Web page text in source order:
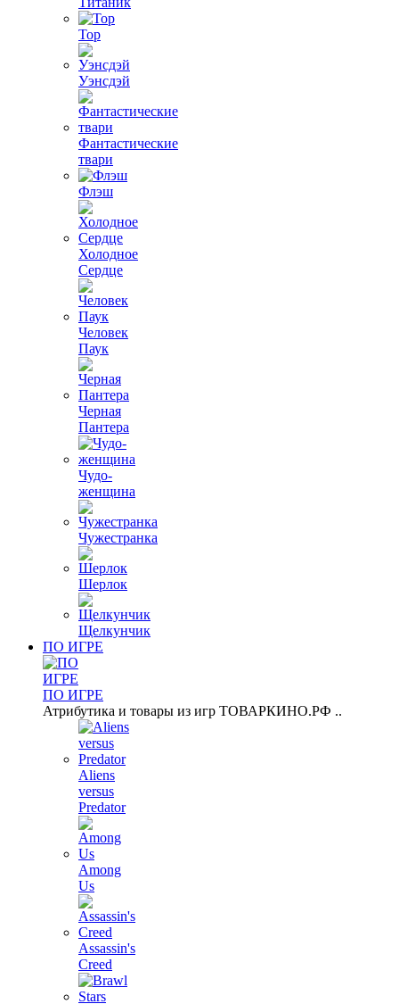
Тор
Уэнсдэй
Фантастические
твари
Флэш
Холодное
Сердце
Человек
Паук
Черная
Пантера
Чудо-
женщина
Чужестранка
Шерлок
Щелкунчик
ПО ИГРЕ
ПО ИГРЕ
Атрибутика и товары из игр ТОВАРКИНО.РФ ..
Aliens
versus
Predator
Among
Us
Assassin's
Creed